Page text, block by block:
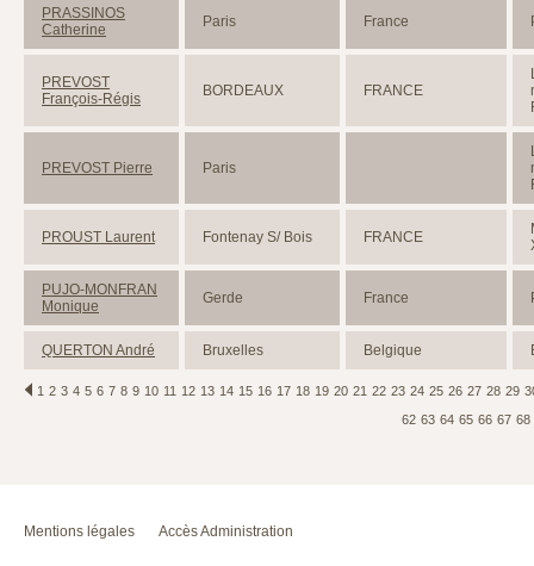
PRASSINOS
Catherine
Paris France
PREVOST
François-Régis
BORDEAUX FRANCE
PREVOST Pierre Paris
PROUST Laurent Fontenay S/ Bois FRANCE
PUJO-MONFRAN
Monique
Gerde France
QUERTON André Bruxelles Belgique
1 2 3 4 5 6 7 8 9 10 11 12 13 14 15 16 17 18 19 20 21 22 23 24 25 26 27 28 29
62 63 64 65 66 67 68
Mentions légales Accès Administration